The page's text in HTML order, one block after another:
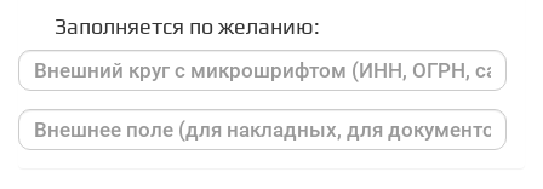
Заполняется по желанию: